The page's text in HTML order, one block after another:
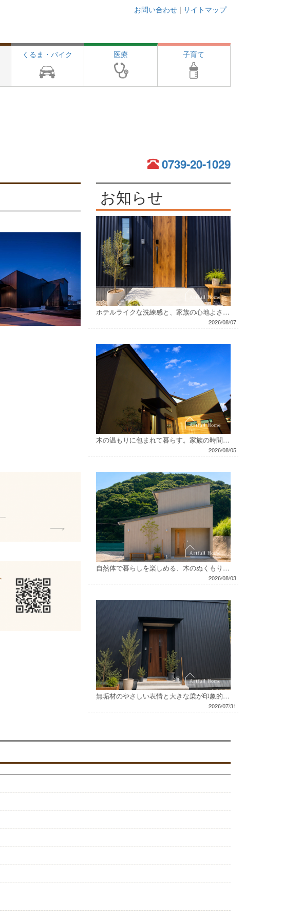
お問い合わせ | サイトマップ
くるま・バイク 医療 子育て
0739-20-1029
お知らせ
ホテルライクな洗練感と、家族の心地よさが共存するお家
2026/08/07
木の温もりに包まれて暮らす。家族の時間を楽しむお家
2026/08/05
自然体で暮らしを楽しめる、木のぬくもりに包まれたお家
2026/08/03
無垢材のやさしい表情と大きな梁が印象的なお家
2026/07/31